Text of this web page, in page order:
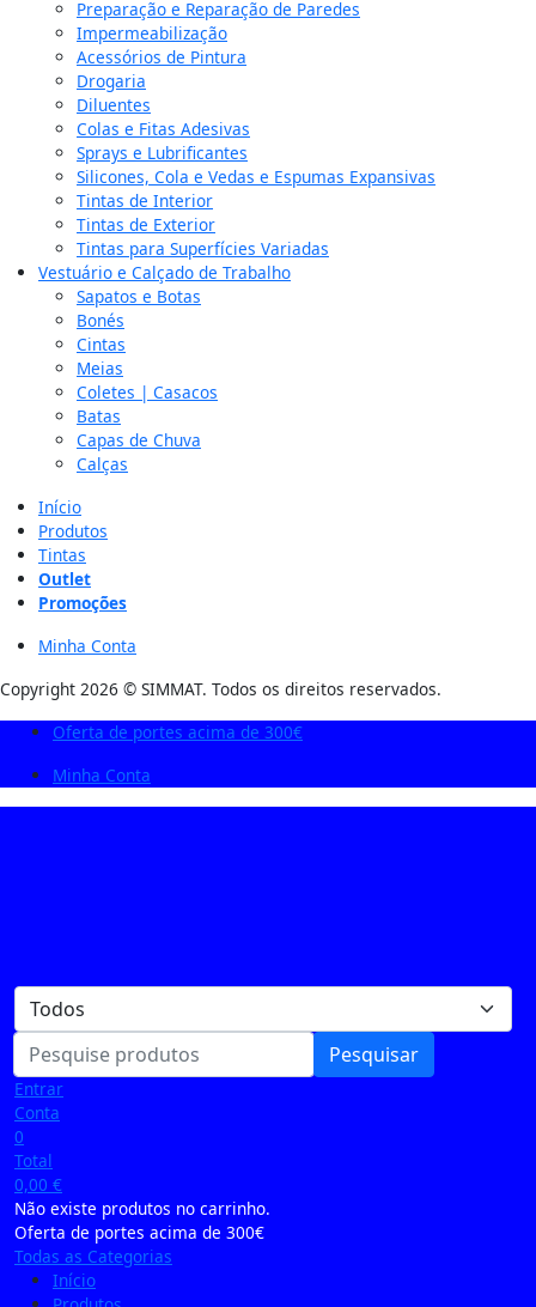
Preparação e Reparação de Paredes
Impermeabilização
Acessórios de Pintura
Drogaria
Diluentes
Colas e Fitas Adesivas
Sprays e Lubrificantes
Silicones, Cola e Vedas e Espumas Expansivas
Tintas de Interior
Tintas de Exterior
Tintas para Superfícies Variadas
Vestuário e Calçado de Trabalho
Sapatos e Botas
Bonés
Cintas
Meias
Coletes | Casacos
Batas
Capas de Chuva
Calças
Início
Produtos
Tintas
Outlet
Promoções
Minha Conta
Copyright 2026 © SIMMAT. Todos os direitos reservados.
Oferta de portes acima de 300€
Minha Conta
Pesquisar
Entrar
Conta
0
Total
0,00 €
Não existe produtos no carrinho.
Oferta de portes acima de 300€
Todas as Categorias
Início